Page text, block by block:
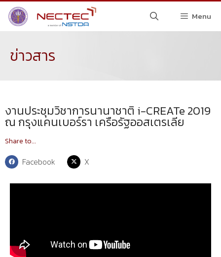
Menu
ข่าวสาร
งานประชุมวิชาการนานาชาติ i-CREATe 2019
ณ กรุงแคนเบอร์รา เครือรัฐออสเตรเลีย
Share to...
Facebook X